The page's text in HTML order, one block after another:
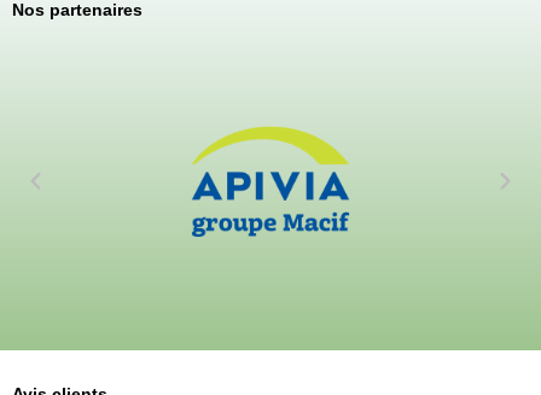
Nos partenaires